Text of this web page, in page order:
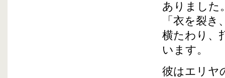
ありました
「衣を裂
横たわり、
います。
彼はエリヤ